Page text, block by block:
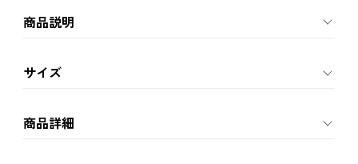
商品説明
サイズ
商品詳細